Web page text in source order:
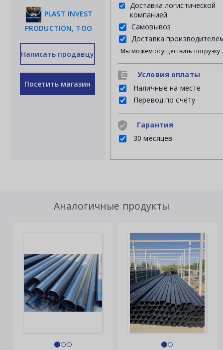
PLAST INVEST
PRODUCTION, ТОО
Написать продавцу
Посетить магазин
Доставка логистической
компанией
Самовывоз
Доставка
Мы можем осуществить погрузку
Условия оплаты
Наличные на месте
Перевод по счёту
Гарантия
30 месяцев
Аналогичные продукты